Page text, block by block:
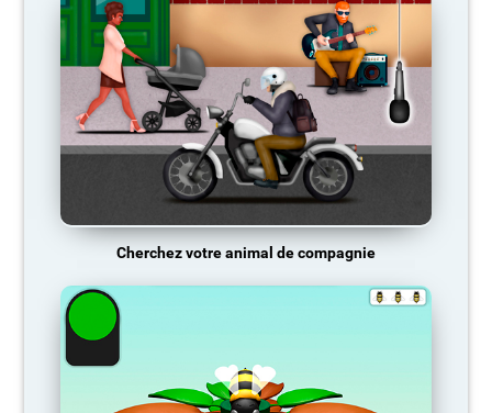
Cherchez votre animal de compagnie